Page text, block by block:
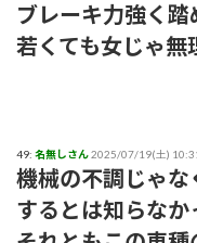
ブレーキ力強く
若くても女じゃ無
49: 名無しさん2025/07/19(土)
機械の不調じゃな
するとは知らなか